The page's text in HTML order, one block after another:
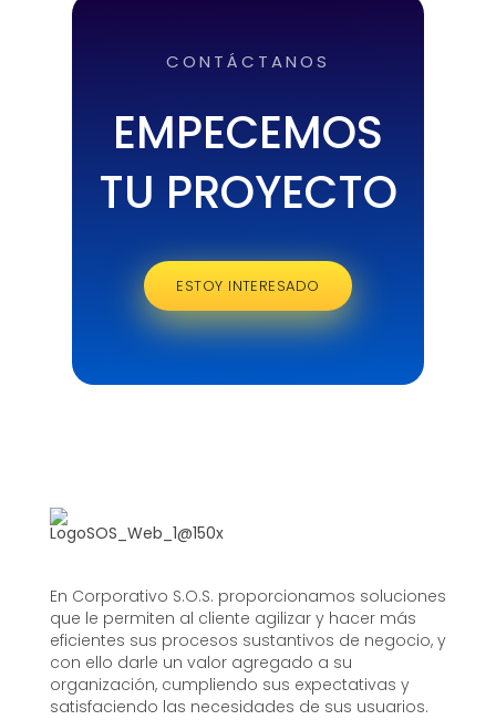
CONTÁCTANOS
EMPECEMOS
TU PROYECTO
ESTOY INTERESADO
En Corporativo S.O.S. proporcionamos soluciones
que le permiten al cliente agilizar y hacer más
eficientes sus procesos sustantivos de negocio, y
con ello darle un valor agregado a su
organización, cumpliendo sus expectativas y
satisfaciendo las necesidades de sus usuarios.